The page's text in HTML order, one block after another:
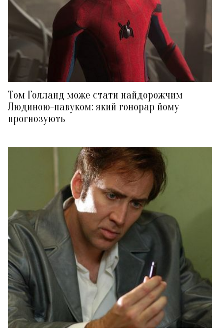
Том Голланд може стати найдорожчим
Людиною-павуком: який гонорар йому
прогнозують